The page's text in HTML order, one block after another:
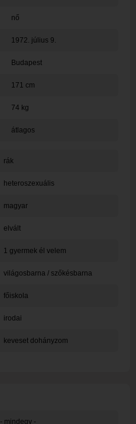
nő
1972. július 9.
Budapest
171 cm
74 kg
átlagos
rák
heteroszexuális
magyar
elvált
1 gyermek él velem
világosbarna / szőkésbarna
főiskola
irodai
keveset dohányzom
- mindegy -